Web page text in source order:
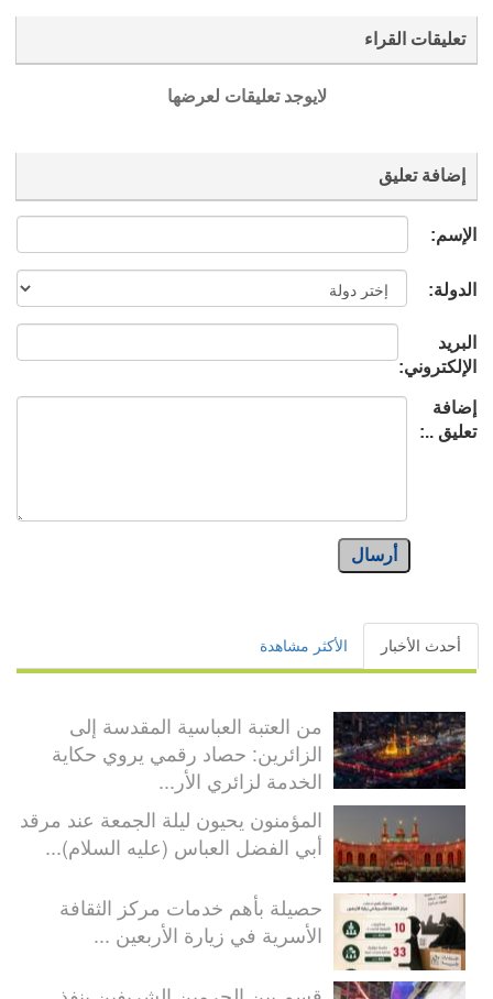
تعليقات القراء
لايوجد تعليقات لعرضها
إضافة تعليق
الإسم:
الدولة:
البريد
الإلكتروني:
إضافة
تعليق ..:
أرسال
أحدث الأخبار الأكثر مشاهدة
من العتبة العباسية المقدسة إلى
الزائرين: حصاد رقمي يروي حكاية
الخدمة لزائري الأر...
المؤمنون يحيون ليلة الجمعة عند مرقد
أبي الفضل العباس (عليه السلام)...
حصيلة بأهم خدمات مركز الثقافة
الأسرية في زيارة الأربعين ...